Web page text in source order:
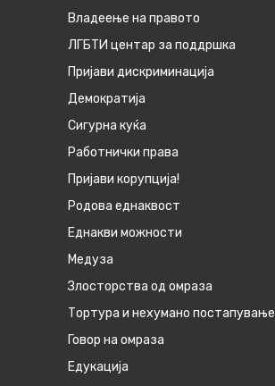
Владеење на правото
ЛГБТИ центар за поддршка
Пријави дискриминација
Демократија
Сигурна куќа
Работнички права
Пријави корупција!
Родова еднаквост
Eднакви можности
Медуза
Злосторства од омраза
Тортура и нехумано постапување
Говор на омраза
Едукација